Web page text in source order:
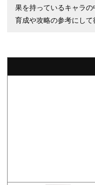
果を持っているキャラ
育成や攻略の参考にして